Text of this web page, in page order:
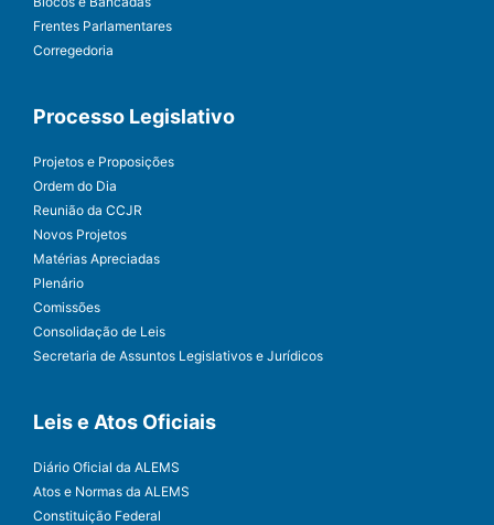
Frentes Parlamentares
Corregedoria
Processo Legislativo
Projetos e Proposições
Ordem do Dia
Reunião da CCJR
Novos Projetos
Matérias Apreciadas
Plenário
Comissões
Consolidação de Leis
Secretaria de Assuntos Legislativos e Jurídicos
Leis e Atos Oficiais
Diário Oficial da ALEMS
Atos e Normas da ALEMS
Constituição Federal